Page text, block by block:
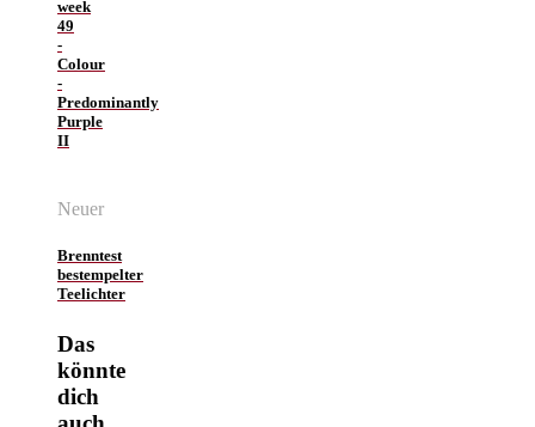
week
49
-
Colour
-
Predominantly
Purple
II
Neuer
Brenntest
bestempelter
Teelichter
Das
könnte
dich